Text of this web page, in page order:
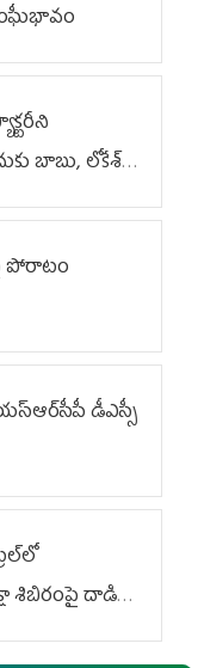
బాబు, లోకేశ్
పోరాటం
డీఎస్సీ
శిబిరంపై దాడి